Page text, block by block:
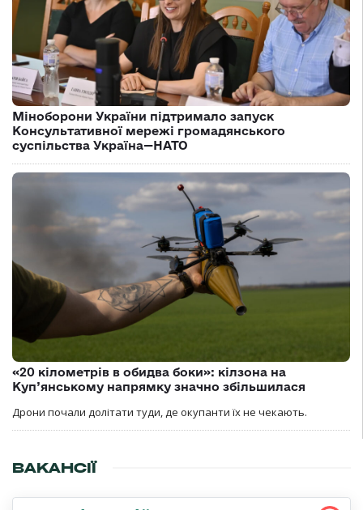
Міноборони України підтримало запуск
Консультативної мережі громадянського
суспільства Україна—НАТО
«20 кілометрів в обидва боки»: кілзона на
Куп’янському напрямку значно збільшилася
Дрони почали долітати туди, де окупанти їх не чекають.
ВАКАНСІЇ